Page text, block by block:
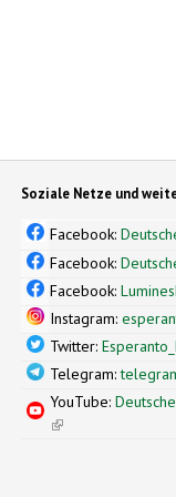
Soziale Netze und
Facebook:
Facebook:
Facebook:
Instagram:
Twitter:
Telegram:
YouTube:
(link is external)